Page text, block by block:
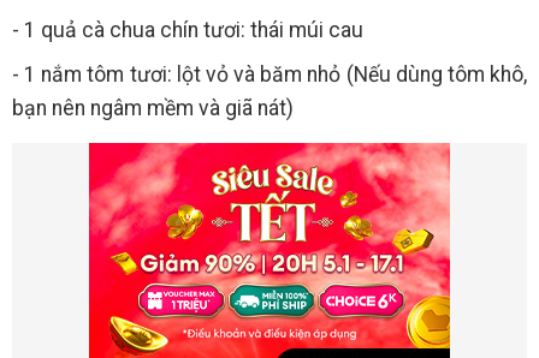
- 1 quả cà chua chín tươi: thái múi cau
- 1 nắm tôm tươi: lột vỏ và băm nhỏ (Nếu dùng tôm khô,
bạn nên ngâm mềm và giã nát)